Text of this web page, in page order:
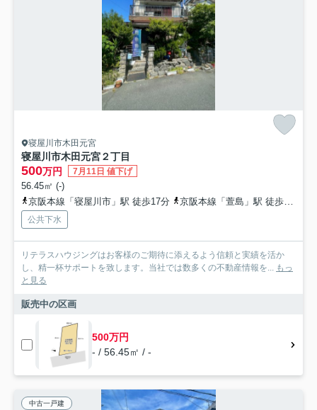
寝屋川市木田元宮
寝屋川市木田元宮２丁目
500万円 7月11日 値下げ
56.45㎡ (-)
京阪本線「寝屋川市」駅 徒歩17分
京阪本線「萱島」駅 徒歩19分
公共下水
リテラスハウジングはお客様のご期待に添えるよう信頼と実績を活か
し、精一杯サポートを致します。当社では数多くの不動産情報を... もっ
と見る
販売中の区画
500万円
- / 56.45㎡ / -
中古一戸建